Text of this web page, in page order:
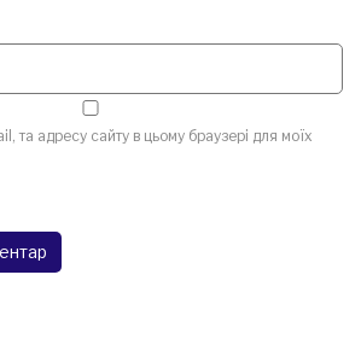
та адресу сайту в цьому браузері для моїх